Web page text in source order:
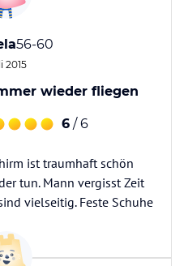
56-60
2015
wieder fliegen
6 / 6
ist traumhaft schön
tun. Mann vergisst Zeit
vielseitig. Feste Schuhe